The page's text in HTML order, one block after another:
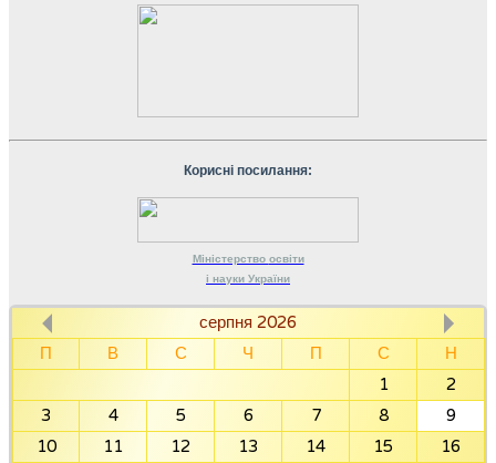
Корисні посилання:
Міністерство освіти
і науки України
серпня 2026
П
В С Ч П С
Н
1
2
3
4 5 6 7 8
9
10
11 12 13 14 15 16